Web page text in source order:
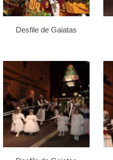
Desfile de Gaiatas